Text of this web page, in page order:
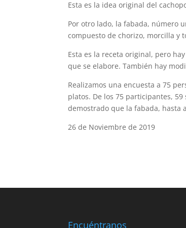
Esta es la idea original del
Por otro lado, la fabada, número
compuesto de chorizo, morcilla y
Esta es la receta original, pero
que se elabore. También hay
Realizamos una encuesta a 75
platos. De los 75 participantes,
demostrado que la fabada, hasta
26 de Noviembre de 2019
Encuéntranos